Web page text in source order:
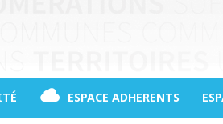
ESPACE ADHERENTS